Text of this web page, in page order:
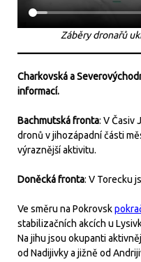
Záběry dronařů
Charkovská a
informací.
Bachmutská fronta: V Časiv
dronů v jihozápadní části
výraznější aktivitu.
Doněcká fronta: V Torecku
Ve směru na Pokrovsk
stabilizačních akcích u
Na jihu jsou okupanti
od Nadijivky a jižně od